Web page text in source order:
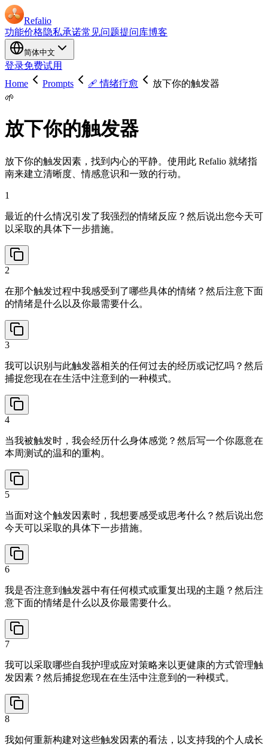
Refalio
功能价格隐私承诺常见问题提问库博客
简体中文
登录免费试用
Home
Prompts 🩹 情绪疗愈
放下你的触发器
🌱
放下你的触发器
放下你的触发因素，找到内心的平静。使用此 Refalio 就绪指
南来建立清晰度、情感意识和一致的行动。
1
最近的什么情况引发了我强烈的情绪反应？然后说出您今天可
以采取的具体下一步措施。
2
在那个触发过程中我感受到了哪些具体的情绪？然后注意下面
的情绪是什么以及你最需要什么。
3
我可以识别与此触发器相关的任何过去的经历或记忆吗？然后
捕捉您现在在生活中注意到的一种模式。
4
当我被触发时，我会经历什么身体感觉？然后写一个你愿意在
本周测试的温和的重构。
5
当面对这个触发因素时，我想要感受或思考什么？然后说出您
今天可以采取的具体下一步措施。
6
我是否注意到触发器中有任何模式或重复出现的主题？然后注
意下面的情绪是什么以及你最需要什么。
7
我可以采取哪些自我护理或应对策略来以更健康的方式管理触
发因素？然后捕捉您现在在生活中注意到的一种模式。
8
我如何重新构建对这些触发因素的看法，以支持我的个人成长